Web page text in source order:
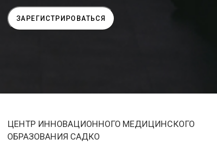
ЦЕНТР ИННОВАЦИОННОГО МЕДИЦИНСКОГО
ОБРАЗОВАНИЯ САДКО